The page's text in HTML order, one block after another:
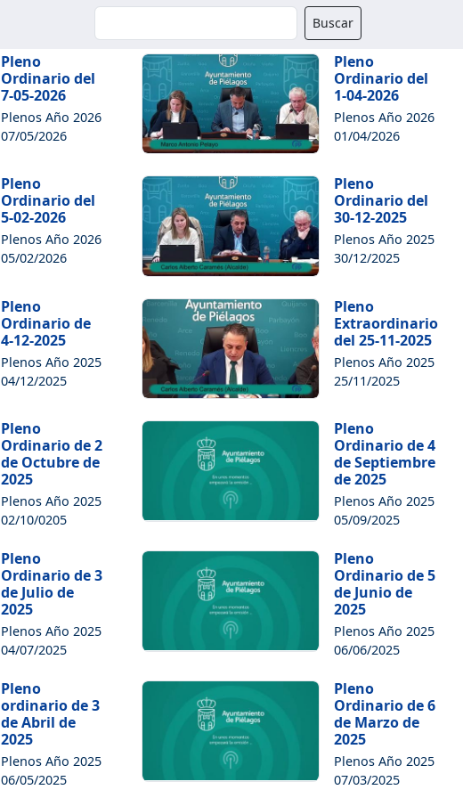
Buscador Buscar
Pleno
Ordinario del
7-05-2026
Plenos Año 2026
07/05/2026
Pleno
Ordinario del
1-04-2026
Plenos Año 2026
01/04/2026
Pleno
Ordinario del
5-02-2026
Plenos Año 2026
05/02/2026
Pleno
Ordinario del
30-12-2025
Plenos Año 2025
30/12/2025
Pleno
Ordinario de
4-12-2025
Plenos Año 2025
04/12/2025
Pleno
Extraordinario
del 25-11-2025
Plenos Año 2025
25/11/2025
Pleno
Ordinario de 2
de Octubre de
2025
Plenos Año 2025
02/10/0205
Pleno
Ordinario de 4
de Septiembre
de 2025
Plenos Año 2025
05/09/2025
Pleno
Ordinario de 3
de Julio de
2025
Plenos Año 2025
04/07/2025
Pleno
Ordinario de 5
de Junio de
2025
Plenos Año 2025
06/06/2025
Pleno
ordinario de 3
de Abril de
2025
Plenos Año 2025
06/05/2025
Pleno
Ordinario de 6
de Marzo de
2025
Plenos Año 2025
07/03/2025